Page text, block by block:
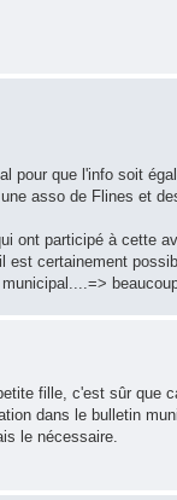
pour que l'info soit
asso de Flines et
ont participé à cette
certainement
fille, c'est sûr que
dans le bulletin
le nécessaire.